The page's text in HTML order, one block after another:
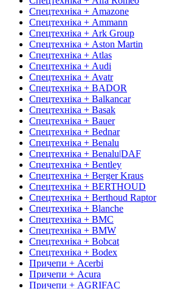
Спецтехніка + Amazone
Спецтехніка + Ammann
Спецтехніка + Ark Group
Спецтехніка + Aston Martin
Спецтехніка + Atlas
Спецтехніка + Audi
Спецтехніка + Avatr
Спецтехніка + BADOR
Спецтехніка + Balkancar
Спецтехніка + Basak
Спецтехніка + Bauer
Спецтехніка + Bednar
Спецтехніка + Benalu
Спецтехніка + Benalu|DAF
Спецтехніка + Bentley
Спецтехніка + Berger Kraus
Спецтехніка + BERTHOUD
Спецтехніка + Berthoud Raptor
Спецтехніка + Blanche
Спецтехніка + BMC
Спецтехніка + BMW
Спецтехніка + Bobcat
Спецтехніка + Bodex
Причепи + Acerbi
Причепи + Acura
Причепи + AGRIFAC